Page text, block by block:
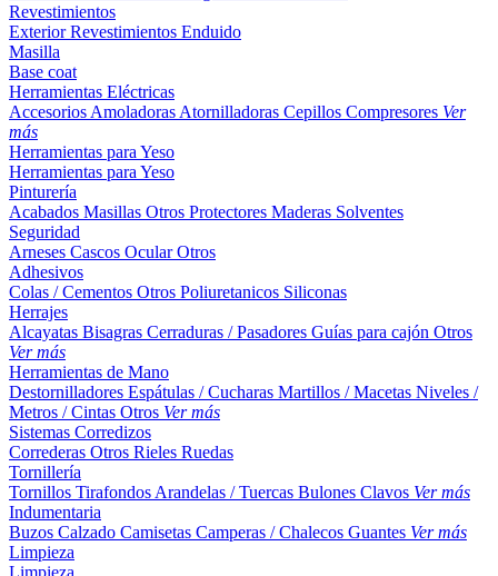
Revestimientos
ExteriorRevestimientos Enduido
Masilla
Base coat
Herramientas Eléctricas
Accesorios Amoladoras Atornilladoras Cepillos Compresores Ver
más
Herramientas para Yeso
Herramientas para Yeso
Pinturería
Acabados Masillas Otros Protectores Maderas Solventes
Seguridad
Arneses Cascos OcularOtros
Adhesivos
Colas / Cementos Otros Poliuretanicos Siliconas
Herrajes
Alcayatas Bisagras Cerraduras / Pasadores Guías para cajón Otros
Ver más
Herramientas de Mano
Destornilladores Espátulas / Cucharas Martillos / Macetas Niveles /
Metros / Cintas Otros Ver más
Sistemas Corredizos
Correderas Otros Rieles Ruedas
Tornillería
Tornillos Tirafondos Arandelas / Tuercas Bulones Clavos Ver más
Indumentaria
Buzos Calzado Camisetas Camperas / Chalecos Guantes Ver más
Limpieza
Limpieza